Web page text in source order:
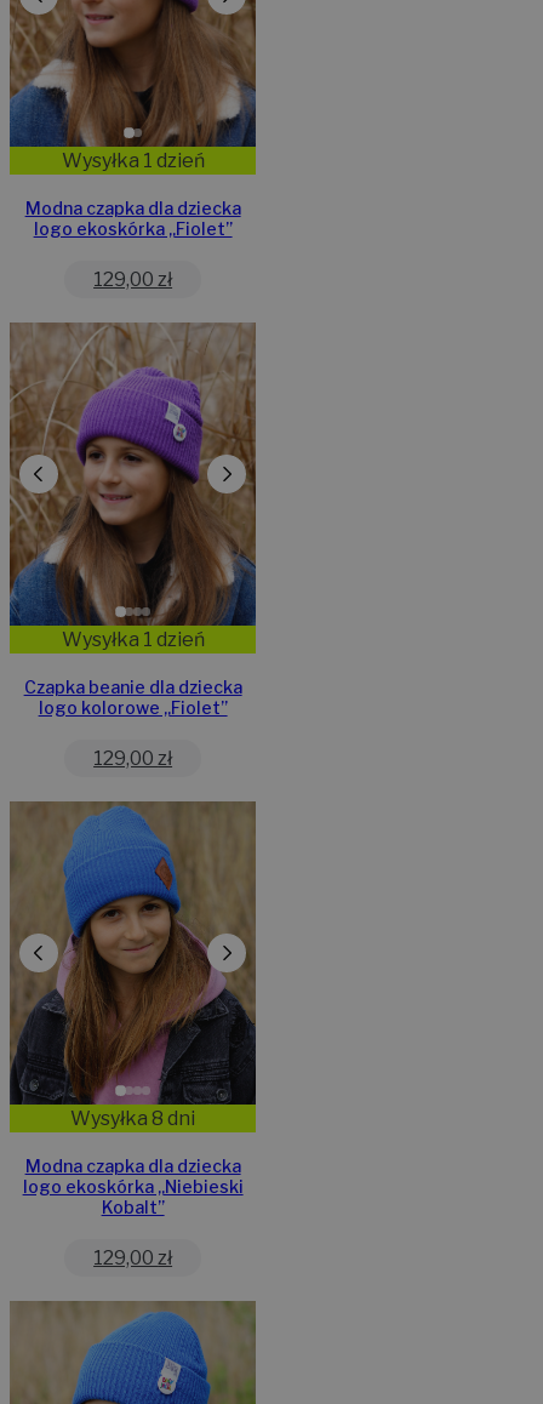
Wysyłka 1 dzień
Modna czapka dla dziecka
logo ekoskórka „Fiolet”
129,00 zł
Wysyłka 1 dzień
Czapka beanie dla dziecka
logo kolorowe „Fiolet”
129,00 zł
Wysyłka 8 dni
Modna czapka dla dziecka
logo ekoskórka „Niebieski
Kobalt”
129,00 zł